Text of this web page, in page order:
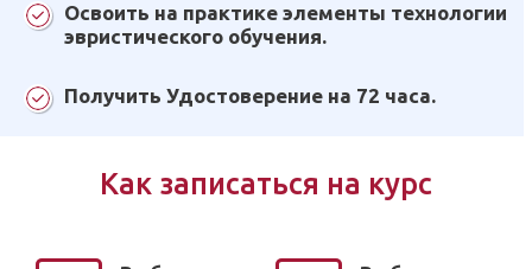
Освоить на практике элементы технологии
эвристического обучения.
Получить Удостоверение на 72 часа.
Как записаться на курс